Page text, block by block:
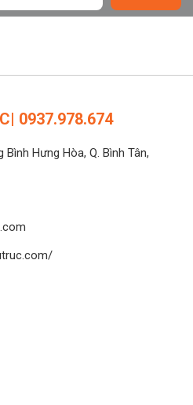
0937.978.674
Hưng Hòa, Q. Bình Tân,